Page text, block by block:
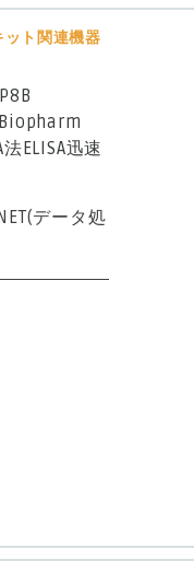
ト関連機器
法ELISA迅速
データ処